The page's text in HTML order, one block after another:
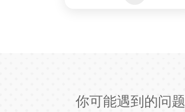
你可能遇到的问题